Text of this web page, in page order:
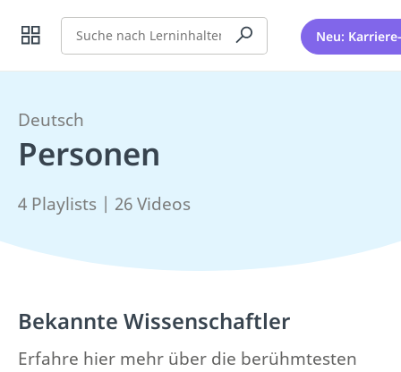
Suche Neu:
Deutsch
Personen
4 Playlists | 26 Videos
Bekannte Wissenschaftler
Erfahre hier mehr über die berühmtesten